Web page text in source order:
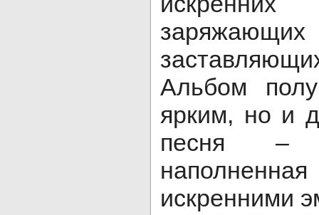
Альбом
ярким, но и
песня –
искренними